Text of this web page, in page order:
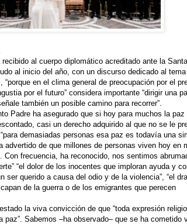
al cuerpo diplomático acreditado ante la
al inicio del año, con un discurso dedicado al
“porque en el clima general de preocupación por el
por el futuro” considera importante “dirigir una
también un posible camino para recorrer”.
Padre ha asegurado que si hoy para muchos la paz
casi un derecho adquirido al que no se le
demasiadas personas esa paz es todavía una
advertido de que millones de personas viven hoy en
Con frecuencia, ha reconocido, nos sentimos
“el dolor de los inocentes que imploran ayuda y
ser querido a causa del odio y de la violencia”, “el
de la guerra o de los emigrantes que perecen
la viva convicción de que “toda expresión
paz”. Sabemos –ha observado– que se ha cometido